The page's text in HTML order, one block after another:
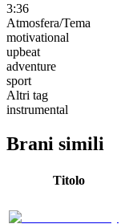
3:36
Atmosfera/Tema
motivational
upbeat
adventure
sport
Altri tag
instrumental
Brani simili
Titolo